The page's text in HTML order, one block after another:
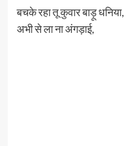
बचके रहा तू कुवार बाड़ू धनिया,
अभी से ला ना अंगड़ाई,